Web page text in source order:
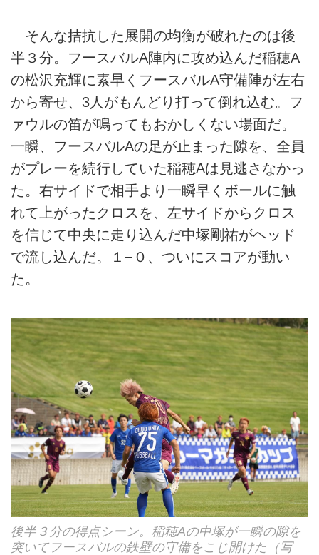
そんな拮抗した展開の均衡が破れたのは後
半３分。フースバルA陣内に攻め込んだ稲穂A
の松沢充輝に素早くフースバルA守備陣が左右
から寄せ、3人がもんどり打って倒れ込む。フ
ァウルの笛が鳴ってもおかしくない場面だ。
一瞬、フースバルAの足が止まった隙を、全員
がプレーを続行していた稲穂Aは見逃さなかっ
た。右サイドで相手より一瞬早くボールに触
れて上がったクロスを、左サイドからクロス
を信じて中央に走り込んだ中塚剛祐がヘッド
で流し込んだ。１−０、ついにスコアが動い
た。
後半３分の得点シーン。稲穂Aの中塚が一瞬の隙を
突いてフースバルの鉄壁の守備をこじ開けた（写